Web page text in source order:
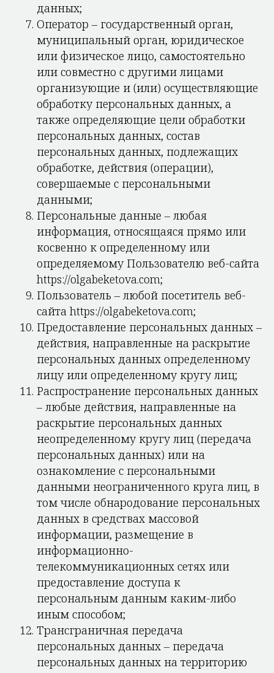
данных;
Оператор – государственный орган,
муниципальный орган, юридическое
или физическое лицо, самостоятельно
или совместно с другими лицами
организующие и (или) осуществляющие
обработку персональных данных, а
также определяющие цели обработки
персональных данных, состав
персональных данных, подлежащих
обработке, действия (операции),
совершаемые с персональными
данными;
Персональные данные – любая
информация, относящаяся прямо или
косвенно к определенному или
определяемому Пользователю веб-сайта
https://olgabeketova.com;
Пользователь – любой посетитель веб-
сайта https://olgabeketova.com;
Предоставление персональных данных –
действия, направленные на раскрытие
персональных данных определенному
лицу или определенному кругу лиц;
Распространение персональных данных
– любые действия, направленные на
раскрытие персональных данных
неопределенному кругу лиц (передача
персональных данных) или на
ознакомление с персональными
данными неограниченного круга лиц, в
том числе обнародование персональных
данных в средствах массовой
информации, размещение в
информационно-
телекоммуникационных сетях или
предоставление доступа к
персональным данным каким-либо
иным способом;
Трансграничная передача
персональных данных – передача
персональных данных на территорию